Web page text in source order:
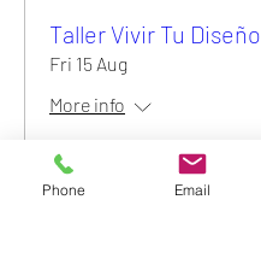
Taller Vivir Tu Diseño
Fri 15 Aug
More info
Details
Phone Email